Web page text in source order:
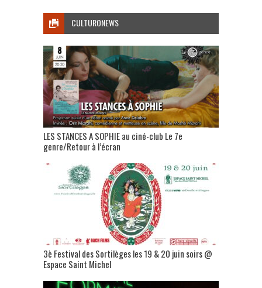
CULTURONEWS
LES STANCES A SOPHIE au ciné-club Le 7e
genre/Retour à l’écran
3è Festival des Sortilèges les 19 & 20 juin soirs @
Espace Saint Michel